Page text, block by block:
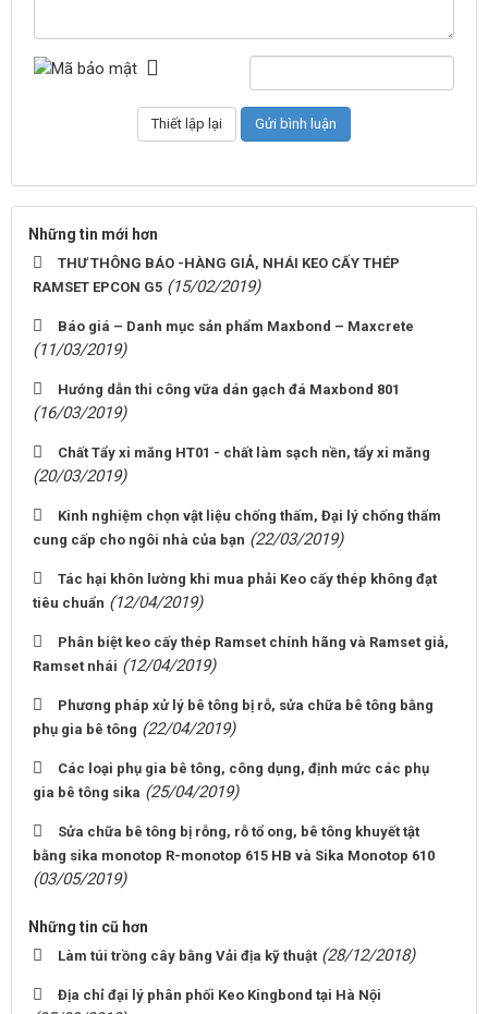
Những tin mới hơn
THƯ THÔNG BÁO -HÀNG GIẢ, NHÁI KEO CẤY THÉP
RAMSET EPCON G5 (15/02/2019)
Báo giá – Danh mục sản phẩm Maxbond – Maxcrete
(11/03/2019)
Hướng dẫn thi công vữa dán gạch đá Maxbond 801
(16/03/2019)
Chất Tẩy xi măng HT01 - chất làm sạch nền, tẩy xi măng
(20/03/2019)
Kinh nghiệm chọn vật liệu chống thấm, Đại lý chống thấm
cung cấp cho ngôi nhà của bạn (22/03/2019)
Tác hại khôn lường khi mua phải Keo cấy thép không đạt
tiêu chuẩn (12/04/2019)
Phân biệt keo cấy thép Ramset chính hãng và Ramset giả,
Ramset nhái (12/04/2019)
Phương pháp xử lý bê tông bị rỗ, sửa chữa bê tông bằng
phụ gia bê tông (22/04/2019)
Các loại phụ gia bê tông, công dụng, định mức các phụ
gia bê tông sika (25/04/2019)
Sửa chữa bê tông bị rỗng, rỗ tổ ong, bê tông khuyết tật
bằng sika monotop R-monotop 615 HB và Sika Monotop 610
(03/05/2019)
Những tin cũ hơn
Làm túi trồng cây bằng Vải địa kỹ thuật (28/12/2018)
Địa chỉ đại lý phân phối Keo Kingbond tại Hà Nội